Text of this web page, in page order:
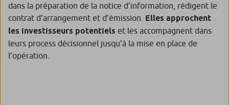
dans la préparation de la notice d’information, rédigent le
contrat d’arrangement et d’émission. Elles approchent
les investisseurs potentiels et les accompagnent dans
leurs process décisionnel jusqu’à la mise en place de
l’opération.